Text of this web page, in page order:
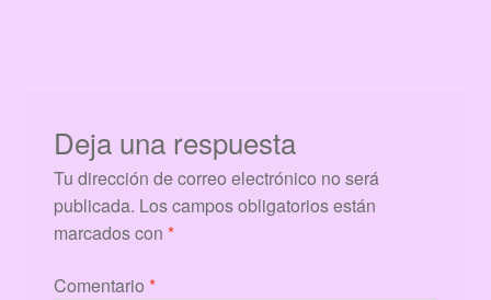
Deja una respuesta
Tu dirección de correo electrónico no será
publicada. Los campos obligatorios están
marcados con *
Comentario *